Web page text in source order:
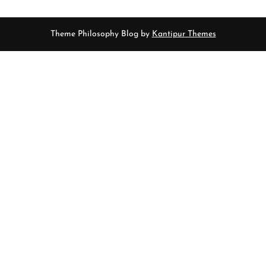
Theme Philosophy Blog by Kantipur Themes